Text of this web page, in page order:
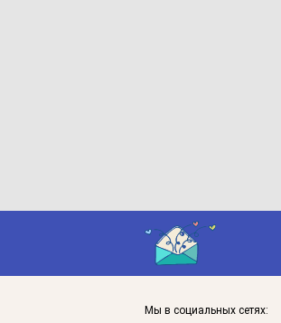
Мы в социальных сетях: